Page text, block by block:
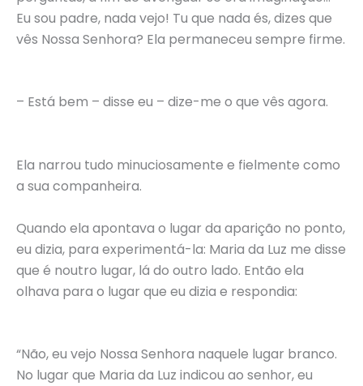
Eu sou padre, nada vejo! Tu que nada és, dizes que
vês Nossa Senhora? Ela permaneceu sempre firme.
– Está bem – disse eu – dize-me o que vês agora.
Ela narrou tudo minuciosamente e fielmente como
a sua companheira.
Quando ela apontava o lugar da aparição no ponto,
eu dizia, para experimentá-la: Maria da Luz me disse
que é noutro lugar, lá do outro lado. Então ela
olhava para o lugar que eu dizia e respondia:
“Não, eu vejo Nossa Senhora naquele lugar branco.
No lugar que Maria da Luz indicou ao senhor, eu